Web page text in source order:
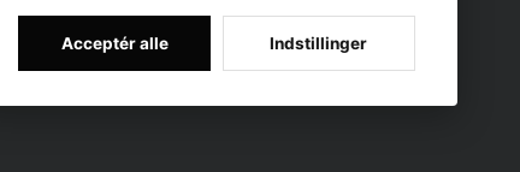
Acceptér alle Indstillinger